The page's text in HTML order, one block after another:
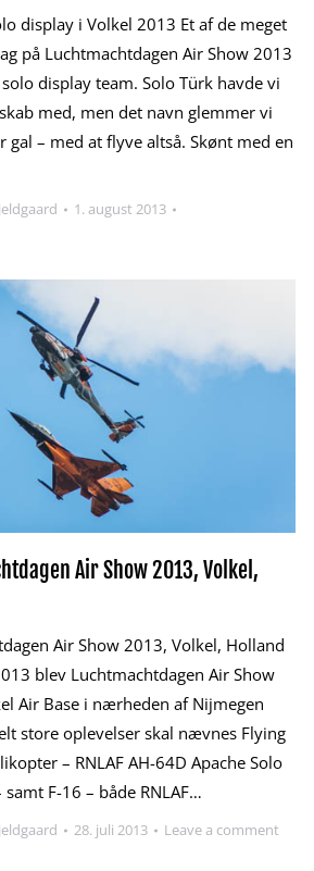
display i Volkel 2013 Et af de meget
på Luchtmachtdagen Air Show 2013
display team. Solo Türk havde vi
med, men det navn glemmer vi
gal – med at flyve altså. Skønt med en
1. august 2013
Air Show 2013, Volkel,
Air Show 2013, Volkel, Holland
blev Luchtmachtdagen Air Show
Air Base i nærheden af Nijmegen
store oplevelser skal nævnes Flying
– RNLAF AH-64D Apache Solo
F-16 – både RNLAF…
28. juli 2013 Leave a comment